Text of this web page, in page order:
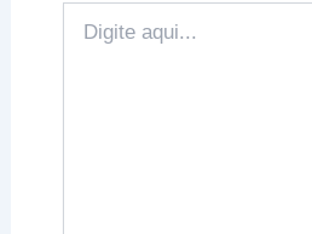
aqui...